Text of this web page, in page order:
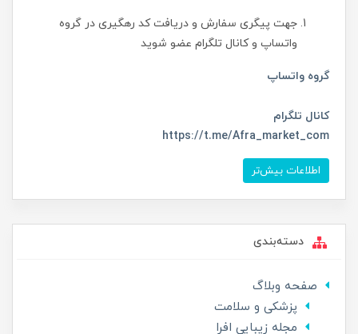
جهت پیگری سفارش و دریافت کد رهگیری در گروه
واتساپ و کانال تلگرام عضو شوید
گروه واتساپ
کانال تلگرام
https://t.me/Afra_market_com
اطلاعات بیش‌تر
دسته‌بندی
صفحه وبلاگ
پزشکی و سلامت
مجله زیبایی افرا